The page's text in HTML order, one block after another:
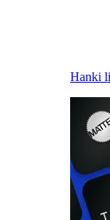
Hanki